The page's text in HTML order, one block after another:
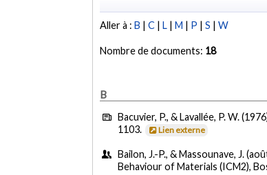
Aller à :B |C |L |M | P |S |W
Nombre de documents: 18
B
Bacuvier, P., & Lavallée, P. W.
1103.
Lien externe
Bailon, J.-P., & Massounave, J.
Behaviour of Materials (ICM2),